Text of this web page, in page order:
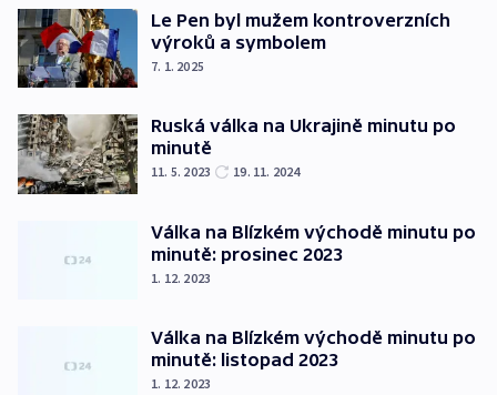
Le Pen byl mužem kontroverzních
výroků a symbolem
7. 1. 2025
Ruská válka na Ukrajině minutu po
minutě
11. 5. 2023 19. 11. 2024
Válka na Blízkém východě minutu po
minutě: prosinec 2023
1. 12. 2023
Válka na Blízkém východě minutu po
minutě: listopad 2023
1. 12. 2023